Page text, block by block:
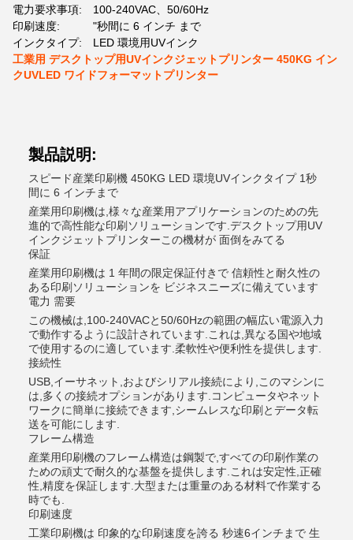
電力要求事項:
100-240VAC、50/60Hz
印刷速度:
"秒間に 6 インチ まで
インクタイプ:
LED 環境用UVインク
工業用 デスクトップ用UVインクジェットプリンター 450KG イン
クUVLED ワイドフォーマットプリンター
製品説明:
スピード産業印刷機 450KG LED 環境UVインクタイプ 1秒
間に 6 インチまで
産業用印刷機は,様々な産業用アプリケーションのための先
進的で高性能な印刷ソリューションです. デスクトップ用UV
インクジェットプリンターこの機材が 面倒をみてる
保証
産業用印刷機は 1 年間の限定保証付きで 信頼性と耐久性の
ある印刷ソリューションを ビジネスニーズに備えています
電力 需要
この機械は,100-240VACと50/60Hzの範囲の幅広い電源入力
で動作するように設計されています.これは,異なる国や地域
で使用するのに適しています.柔軟性や便利性を提供します.
接続性
USB,イーサネット,およびシリアル接続により,このマシンに
は,多くの接続オプションがあります.コンピュータやネット
ワークに簡単に接続できます,シームレスな印刷とデータ転
送を可能にします.
フレーム構造
産業用印刷機のフレーム構造は鋼製で,すべての印刷作業の
ための頑丈で耐久的な基盤を提供します.これは安定性,正確
性,精度を保証します.大型または重量のある材料で作業する
時でも.
印刷速度
工業印刷機は 印象的な印刷速度を誇る 秒速6インチまで 生